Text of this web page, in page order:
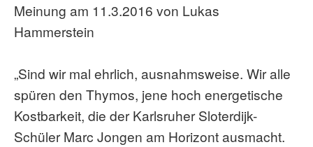
Meinung am 11.3.2016 von Lukas
Hammerstein
„Sind wir mal ehrlich, ausnahmsweise. Wir alle
spüren den Thymos, jene hoch energetische
Kostbarkeit, die der Karlsruher Sloterdijk-
Schüler Marc Jongen am Horizont ausmacht.